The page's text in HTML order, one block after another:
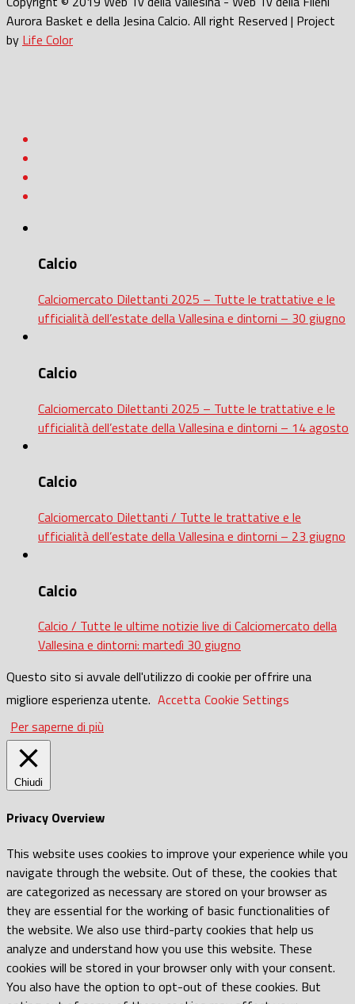
Aurora Basket e della Jesina Calcio. All right Reserved | Project
by Life Color
Calcio
Calciomercato Dilettanti 2025 – Tutte le trattative e le
ufficialità dell’estate della Vallesina e dintorni – 30 giugno
Calcio
Calciomercato Dilettanti 2025 – Tutte le trattative e le
ufficialità dell’estate della Vallesina e dintorni – 14 agosto
Calcio
Calciomercato Dilettanti / Tutte le trattative e le
ufficialità dell’estate della Vallesina e dintorni – 23 giugno
Calcio
Calcio / Tutte le ultime notizie live di Calciomercato della
Vallesina e dintorni: martedì 30 giugno
Questo sito si avvale dell'utilizzo di cookie per offrire una
migliore esperienza utente. Accetta Cookie Settings
Per saperne di più
Chiudi
Privacy Overview
This website uses cookies to improve your experience while you
navigate through the website. Out of these, the cookies that
are categorized as necessary are stored on your browser as
they are essential for the working of basic functionalities of
the website. We also use third-party cookies that help us
analyze and understand how you use this website. These
cookies will be stored in your browser only with your consent.
You also have the option to opt-out of these cookies. But